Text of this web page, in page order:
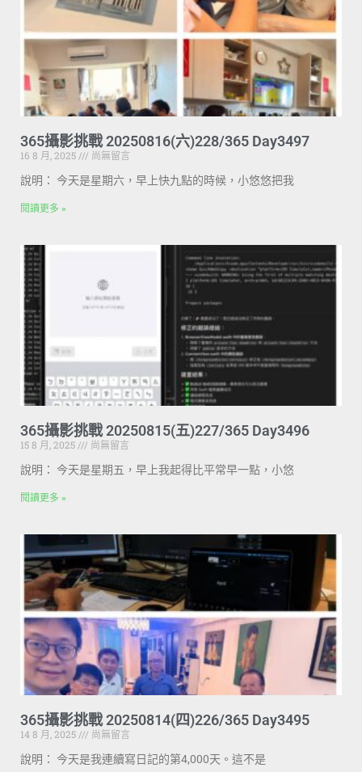
365攝影挑戰 20250816(六)228/365 Day3497
16 8 月, 2025
尚無留言
說明： 今天是星期六，早上快九點的時候，小悠悠把我
閱讀更多 »
365攝影挑戰 20250815(五)227/365 Day3496
15 8 月, 2025
尚無留言
說明： 今天是星期五，早上我起得比平常早一點，小悠
閱讀更多 »
365攝影挑戰 20250814(四)226/365 Day3495
14 8 月, 2025
尚無留言
說明： 今天是我連續寫日記的第4,000天。這不是